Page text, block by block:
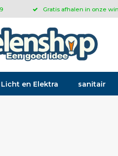
Gratis afhalen in onze
Licht en Elektra sanitair